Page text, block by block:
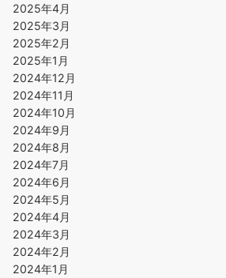
2025年4月
2025年3月
2025年2月
2025年1月
2024年12月
2024年11月
2024年10月
2024年9月
2024年8月
2024年7月
2024年6月
2024年5月
2024年4月
2024年3月
2024年2月
2024年1月